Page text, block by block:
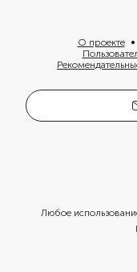
О проекте
Любое